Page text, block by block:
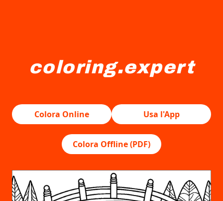
coloring.expert
Colora Online
Usa l'App
Colora Offline (PDF)